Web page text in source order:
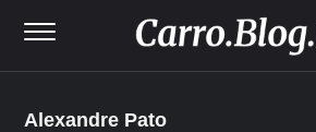
Alexandre Pato